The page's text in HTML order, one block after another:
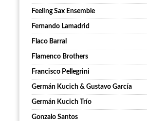
Feeling Sax Ensemble
Fernando Lamadrid
Flaco Barral
Flamenco Brothers
Francisco Pellegrini
Germán Kucich & Gustavo García
Germán Kucich Trío
Gonzalo Santos